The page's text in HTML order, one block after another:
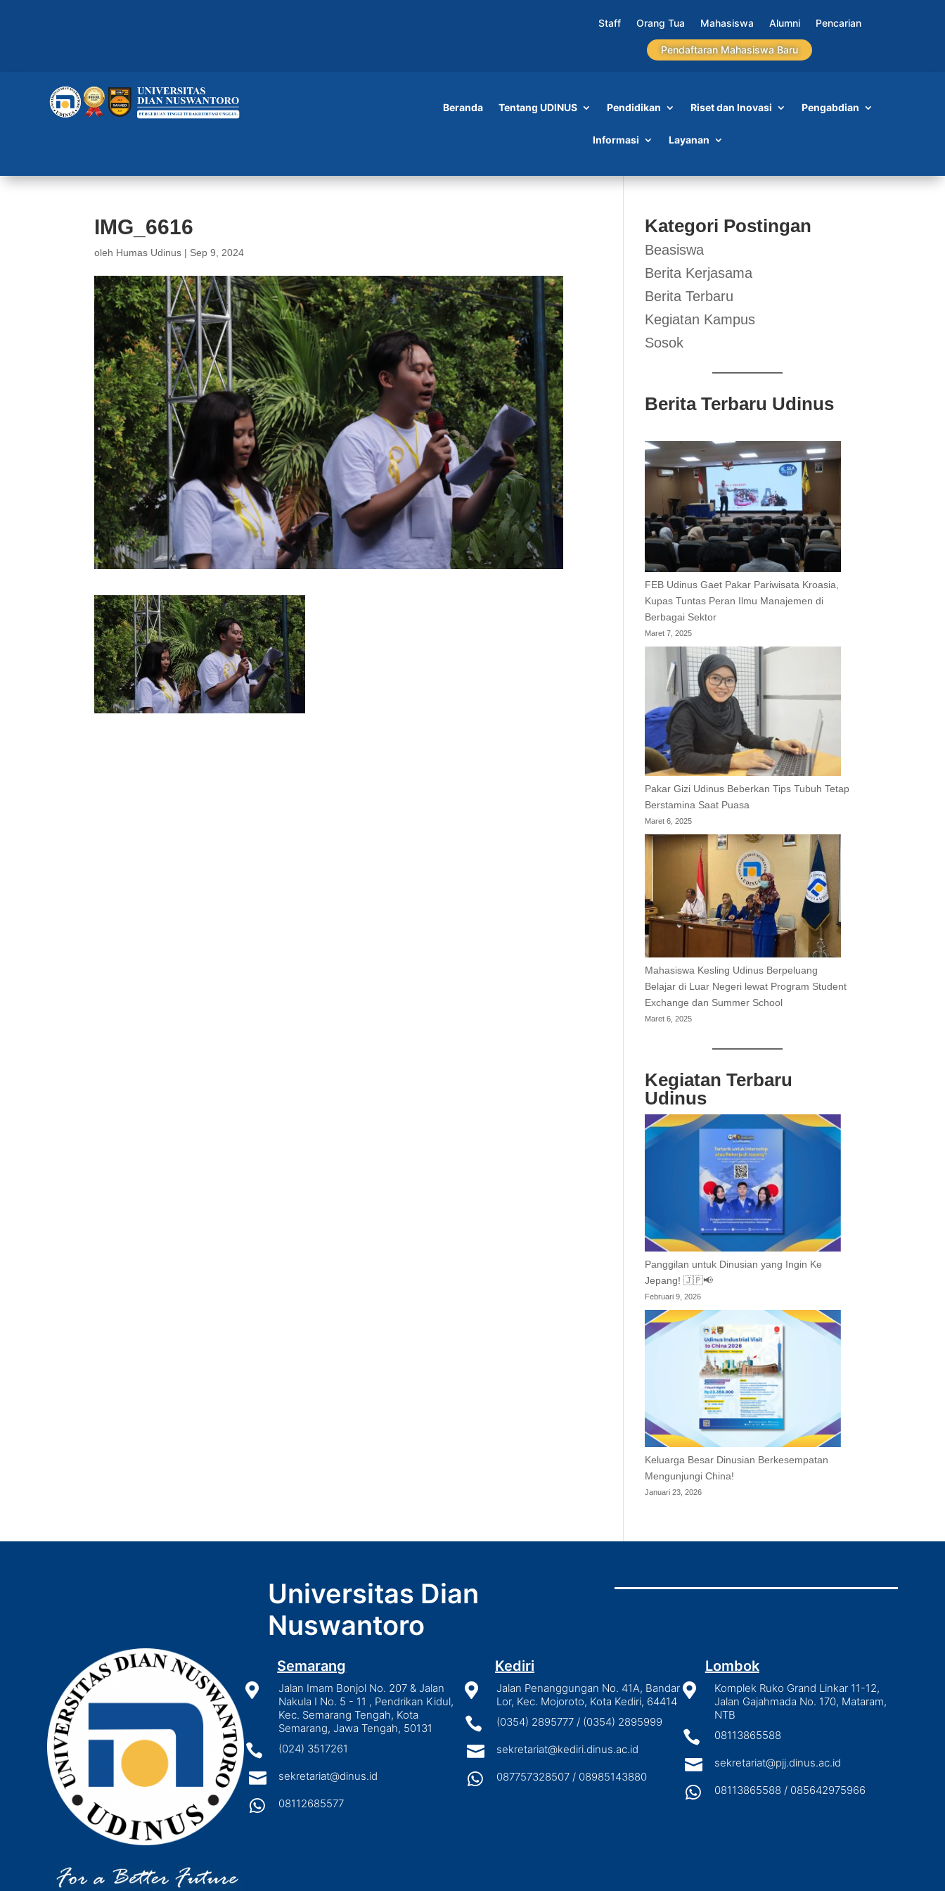
Staff Orang Tua Mahasiswa Alumni Pencarian
Pendaftaran Mahasiswa Baru
Beranda Tentang UDINUS Pendidikan Riset dan Inovasi Pengabdian
Informasi Layanan
IMG_6616
oleh Humas Udinus | Sep 9, 2024
Kategori Postingan
Beasiswa
Berita Kerjasama
Berita Terbaru
Kegiatan Kampus
Sosok
Berita Terbaru Udinus
FEB Udinus Gaet Pakar Pariwisata Kroasia,
Kupas Tuntas Peran Ilmu Manajemen di
Berbagai Sektor
Maret 7, 2025
Pakar Gizi Udinus Beberkan Tips Tubuh Tetap
Berstamina Saat Puasa
Maret 6, 2025
Mahasiswa Kesling Udinus Berpeluang
Belajar di Luar Negeri lewat Program Student
Exchange dan Summer School
Maret 6, 2025
Kegiatan Terbaru
Udinus
Panggilan untuk Dinusian yang Ingin Ke
Jepang! 🇯🇵📢
Februari 9, 2026
Keluarga Besar Dinusian Berkesempatan
Mengunjungi China!
Januari 23, 2026
Universitas Dian
Nuswantoro
Semarang

Jalan Imam Bonjol No. 207 & Jalan
Nakula I No. 5 - 11 , Pendrikan Kidul,
Kec. Semarang Tengah, Kota
Semarang, Jawa Tengah, 50131
 (024) 3517261
 sekretariat@dinus.id
 08112685577
Kediri

Jalan Penanggungan No. 41A, Bandar
Lor, Kec. Mojoroto, Kota Kediri, 64414
 (0354) 2895777 / (0354) 2895999
 sekretariat@kediri.dinus.ac.id
 087757328507 / 08985143880
Lombok

Komplek Ruko Grand Linkar 11-12,
Jalan Gajahmada No. 170, Mataram,
NTB
 08113865588
 sekretariat@pjj.dinus.ac.id
 08113865588 / 085642975966